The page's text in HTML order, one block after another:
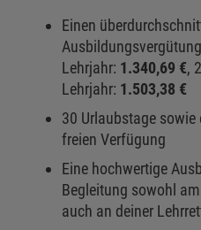
Einen
Lehrjahr: 1.340,69 €,
Lehrjahr: 1.503,38 €
30 Urlaubstage sowie
freien Verfügung
Eine hochwertige
Begleitung sowohl
auch an deiner